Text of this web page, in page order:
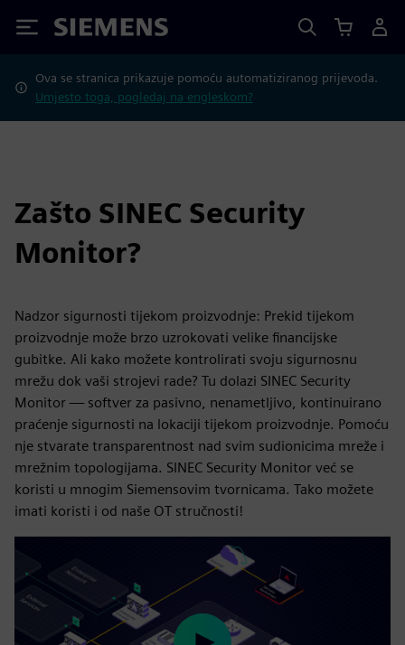
Siemens
Ova se stranica prikazuje pomoću automatiziranog prijevoda.
Umjesto toga, pogledaj na engleskom?
Zašto SINEC Security
Monitor?
Nadzor sigurnosti tijekom proizvodnje: Prekid tijekom
proizvodnje može brzo uzrokovati velike financijske
gubitke. Ali kako možete kontrolirati svoju sigurnosnu
mrežu dok vaši strojevi rade? Tu dolazi SINEC Security
Monitor — softver za pasivno, nenametljivo, kontinuirano
praćenje sigurnosti na lokaciji tijekom proizvodnje. Pomoću
nje stvarate transparentnost nad svim sudionicima mreže i
mrežnim topologijama. SINEC Security Monitor već se
koristi u mnogim Siemensovim tvornicama. Tako možete
imati koristi i od naše OT stručnosti!